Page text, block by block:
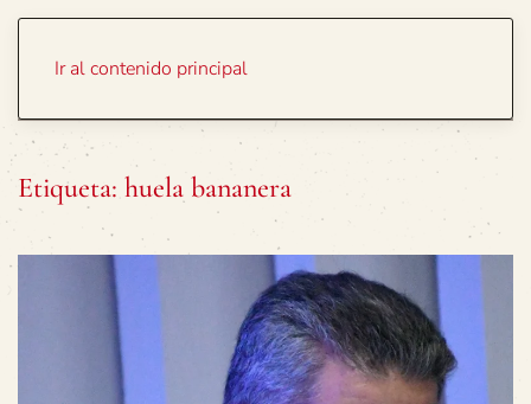
Ir al contenido principal
Etiqueta: huela bananera